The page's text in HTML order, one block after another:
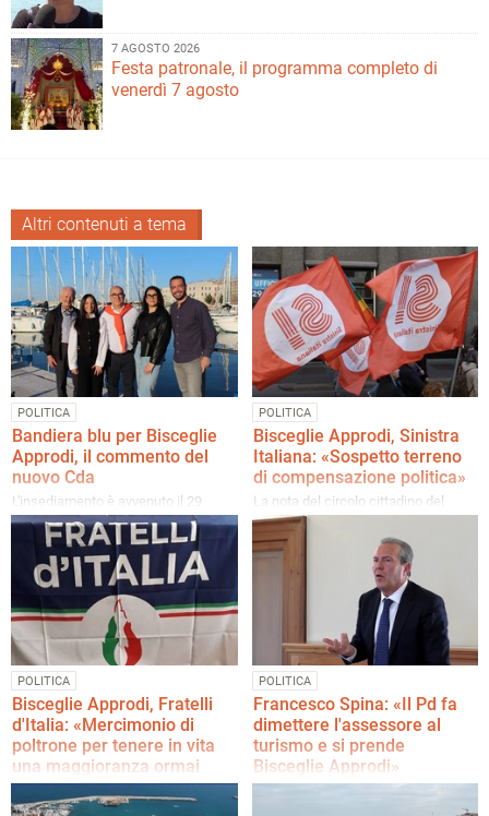
7 AGOSTO 2026
Festa patronale, il programma completo di
venerdì 7 agosto
Altri contenuti a tema
POLITICA
Bandiera blu per Bisceglie
Approdi, il commento del
nuovo Cda
L'insediamento è avvenuto il 29
aprile scorso
POLITICA
Bisceglie Approdi, Sinistra
Italiana: «Sospetto terreno
di compensazione politica»
La nota del circolo cittadino del
partito di centrosinistra
POLITICA
Bisceglie Approdi, Fratelli
d'Italia: «Mercimonio di
poltrone per tenere in vita
una maggioranza ormai
dissolta»
La nota del circolo biscegliese del
POLITICA
Francesco Spina: «Il Pd fa
dimettere l'assessore al
turismo e si prende
Bisceglie Approdi»
Il consigliere di opposizione ha
commentato i nuovi componenti nel